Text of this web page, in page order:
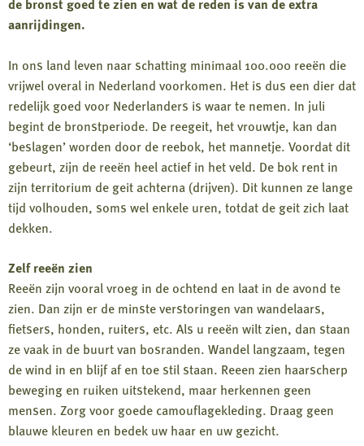
aanrijdingen.
In ons land leven naar schatting minimaal 100.000 reeën die
vrijwel overal in Nederland voorkomen. Het is dus een dier dat
redelijk goed voor Nederlanders is waar te nemen. In juli
begint de bronstperiode. De reegeit, het vrouwtje, kan dan
‘beslagen’ worden door de reebok, het mannetje. Voordat dit
gebeurt, zijn de reeën heel actief in het veld. De bok rent in
zijn territorium de geit achterna (drijven). Dit kunnen ze lange
tijd volhouden, soms wel enkele uren, totdat de geit zich laat
dekken.
Zelf reeën zien
Reeën zijn vooral vroeg in de ochtend en laat in de avond te
zien. Dan zijn er de minste verstoringen van wandelaars,
fietsers, honden, ruiters, etc. Als u reeën wilt zien, dan staan
ze vaak in de buurt van bosranden. Wandel langzaam, tegen
de wind in en blijf af en toe stil staan. Reeen zien haarscherp
beweging en ruiken uitstekend, maar herkennen geen
mensen. Zorg voor goede camouflagekleding. Draag geen
blauwe kleuren en bedek uw haar en uw gezicht.